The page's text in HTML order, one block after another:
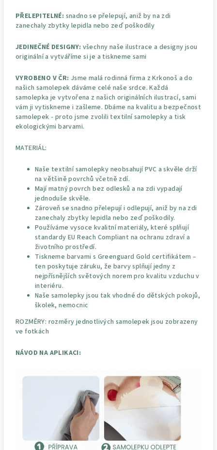
PŘELEPITELNÉ: snadno se přelepují, aniž by na zdi
zanechaly zbytky lepidla nebo zeď poškodily
JEDINEČNÉ DESIGNY: všechny naše ilustrace a designy jsou
originální a vytváříme si je a tiskneme sami
VYROBENO V ČR: Jsme malá rodinná firma z Krkonoš a do
našich samolepek dáváme celé naše srdce. Každá
samolepka je vytvořena z našich originálních ilustrací, sami
vám ji vytiskneme i zašleme. Dbáme na kvalitu a bezpečnost
samolepek - proto jsme zvolili textilní samolepky a tisk
ekologickými barvami.
MATERIÁL:
Naše textilní samolepky neobsahují PVC a skvěle drží
na většině povrchů včetně zdí.
Mají matný povrch bez odlesků a na zdi vypadají
jednoduše skvěle.
Zároveň se snadno přelepují i odlepují, aniž by na zdi
zanechaly zbytky lepidla nebo zeď poškodily.
Používáme vysoce kvalitní materiály, které splňují
standardy EU Reach Compliant na ochranu zdraví a
životního prostředí.
Tiskneme barvami s Greenguard Gold certifikátem –
ten poskytuje záruku, že barvy splňují jedny z
nejpřísnějších světových norem pro kvalitu vzduchu v
interiéru.
Naše samolepky jsou tak vhodné do dětských pokojů,
školek, nemocnic
ROZMĚRY: rozměry jednotlivých samolepek jsou zobrazeny
ve fotkách
NÁVOD NA APLIKACI: